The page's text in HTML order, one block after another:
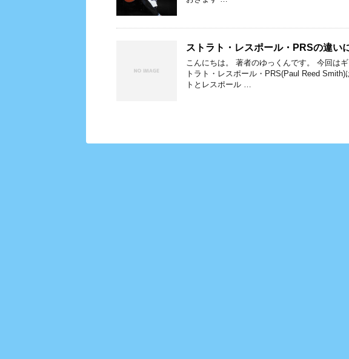
ストラト・レスポール・PRSの違い
こんにちは。 著者のゆっくんです。 今回は
トラト・レスポール・PRS(Paul Reed
トとレスポール …